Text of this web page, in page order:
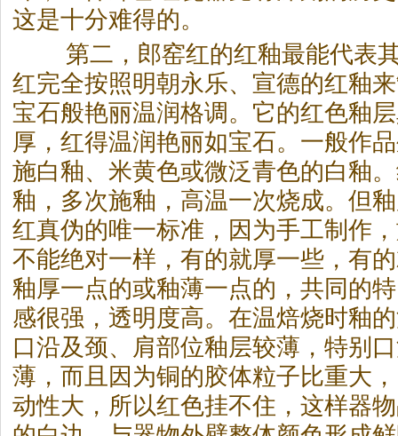
这是十分难得的。
第二，郎窑红的红釉最能代表
红完全按照明朝永乐、宣德的红釉
宝石般艳丽温润格调。它的红色釉
厚，红得温润艳丽如宝石。一般作
施白釉、米黄色或微泛青色的白釉
釉，多次施釉，高温一次烧成。但
红真伪的唯一标准，因为手工制作
不能绝对一样，有的就厚一些，有
釉厚一点的或釉薄一点的，共同的
感很强，透明度高。在温焙烧时釉
口沿及颈、肩部位釉层较薄，特别
薄，而且因为铜的胶体粒子比重大
动性大，所以红色挂不住，这样器